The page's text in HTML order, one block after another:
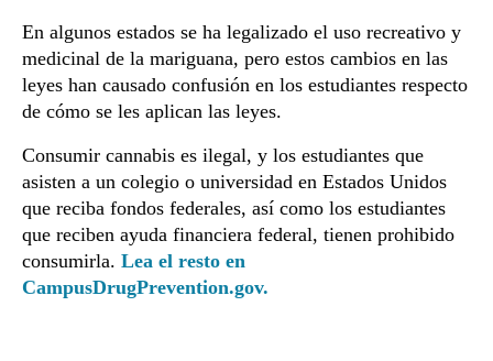
En algunos estados se ha legalizado el uso recreativo y
medicinal de la mariguana, pero estos cambios en las
leyes han causado confusión en los estudiantes respecto
de cómo se les aplican las leyes.
Consumir cannabis es ilegal, y los estudiantes que
asisten a un colegio o universidad en Estados Unidos
que reciba fondos federales, así como los estudiantes
que reciben ayuda financiera federal, tienen prohibido
consumirla. Lea el resto en
CampusDrugPrevention.gov.